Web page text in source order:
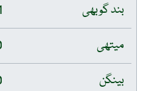
بند گوبھی
میتھی
بینگن